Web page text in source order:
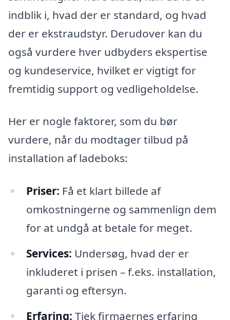
indblik i, hvad der er standard, og hvad
der er ekstraudstyr. Derudover kan du
også vurdere hver udbyders ekspertise
og kundeservice, hvilket er vigtigt for
fremtidig support og vedligeholdelse.
Her er nogle faktorer, som du bør
vurdere, når du modtager tilbud på
installation af ladeboks:
Priser: Få et klart billede af
omkostningerne og sammenlign dem
for at undgå at betale for meget.
Services: Undersøg, hvad der er
inkluderet i prisen – f.eks. installation,
garanti og eftersyn.
Erfaring: Tjek firmaernes erfaring